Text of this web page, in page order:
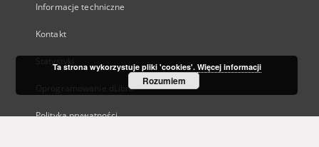
Informacje techniczne
Kontakt
Statystyki
Oprogramowanie dLibra
Polityka prywatności
Ta strona wykorzystuje pliki 'cookies'. Więcej informacji
Rozumiem